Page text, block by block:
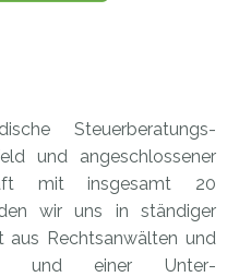
Steuerberatungs­
und angeschlossener
mit insgesamt 20
wir uns in ständiger
aus Rechtsanwälten und
und einer Unter­